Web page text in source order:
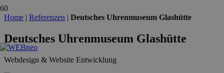
Home | Referenzen | Deutsches Uhrenmuseum Glashütte
Deutsches Uhrenmuseum Glashütte
Webdesign & Website Entwicklung